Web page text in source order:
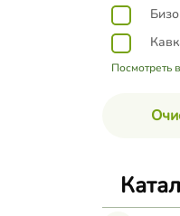
Посмотреть